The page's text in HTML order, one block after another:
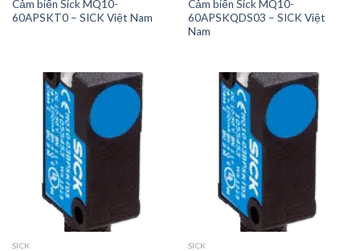
Cảm biến Sick MQ10-
60APSKT0 – SICK Việt Nam
Cảm biến Sick MQ10-
60APSKQDS03 – SICK Việt
Nam
SICK SICK